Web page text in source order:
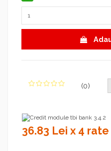
(0)
36.83 Lei x 4 rate